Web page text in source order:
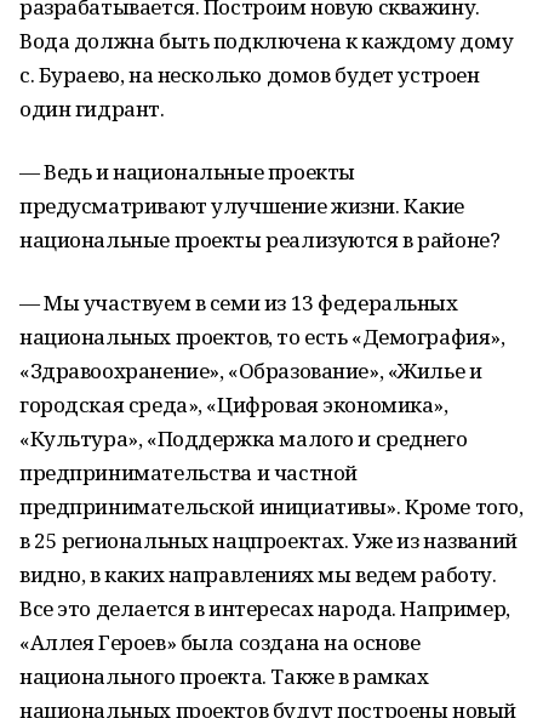
разрабатывается. Построим новую скважину.
Вода должна быть подключена к каждому дому
с. Бураево, на несколько домов будет устроен
один гидрант.
— Ведь и национальные проекты
предусматривают улучшение жизни. Какие
национальные проекты реализуются в районе?
— Мы участвуем в семи из 13 федеральных
национальных проектов, то есть «Демография»,
«Здравоохранение», «Образование», «Жилье и
городская среда», «Цифровая экономика»,
«Культура», «Поддержка малого и среднего
предпринимательства и частной
предпринимательской инициативы». Кроме того,
в 25 региональных нацпроектах. Уже из названий
видно, в каких направлениях мы ведем работу.
Все это делается в интересах народа. Например,
«Аллея Героев» была создана на основе
национального проекта. Также в рамках
национальных проектов будут построены новый